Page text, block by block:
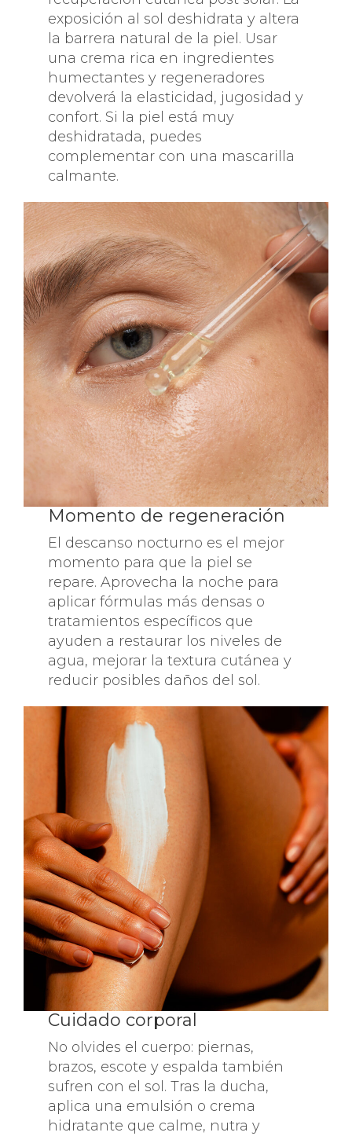
exposición al sol deshidrata y altera
la barrera natural de la piel. Usar
una crema rica en ingredientes
humectantes y regeneradores
devolverá la elasticidad, jugosidad y
confort. Si la piel está muy
deshidratada, puedes
complementar con una mascarilla
calmante.
Momento de regeneración
El descanso nocturno es el mejor
momento para que la piel se
repare. Aprovecha la noche para
aplicar fórmulas más densas o
tratamientos específicos que
ayuden a restaurar los niveles de
agua, mejorar la textura cutánea y
reducir posibles daños del sol.
Cuidado corporal
No olvides el cuerpo: piernas,
brazos, escote y espalda también
sufren con el sol. Tras la ducha,
aplica una emulsión o crema
hidratante que calme, nutra y